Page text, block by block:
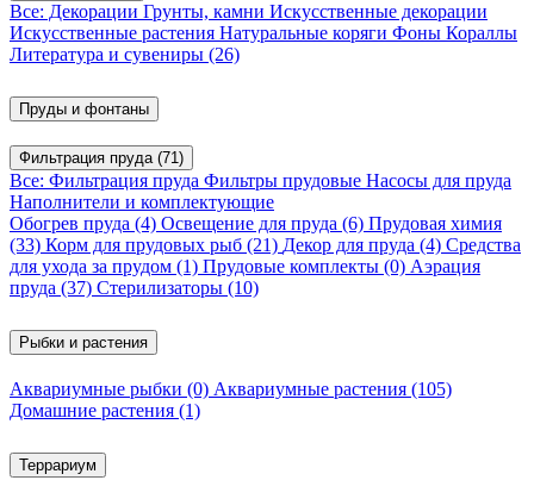
Все: Декорации Грунты, камни Искусственные декорации
Искусственные растения Натуральные коряги Фоны Кораллы
Литература и сувениры (26)
Пруды и фонтаны
Фильтрация пруда (71)
Все: Фильтрация пруда Фильтры прудовые Насосы для пруда
Наполнители и комплектующие
Обогрев пруда (4) Освещение для пруда (6) Прудовая химия
(33) Корм для прудовых рыб (21) Декор для пруда (4) Средства
для ухода за прудом (1) Прудовые комплекты (0) Аэрация
пруда (37) Стерилизаторы (10)
Рыбки и растения
Аквариумные рыбки (0) Аквариумные растения (105)
Домашние растения (1)
Террариум